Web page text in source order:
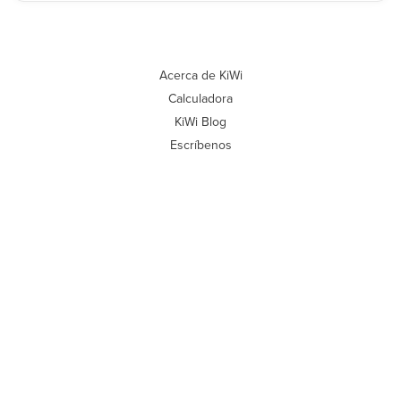
Acerca de KiWi
Calculadora
KiWi Blog
Escríbenos